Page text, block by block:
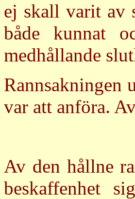
ej skall varit av
både kunnat
medhållande
Rannsakningen
var att anföra.
Av den hållne
beskaffenhet